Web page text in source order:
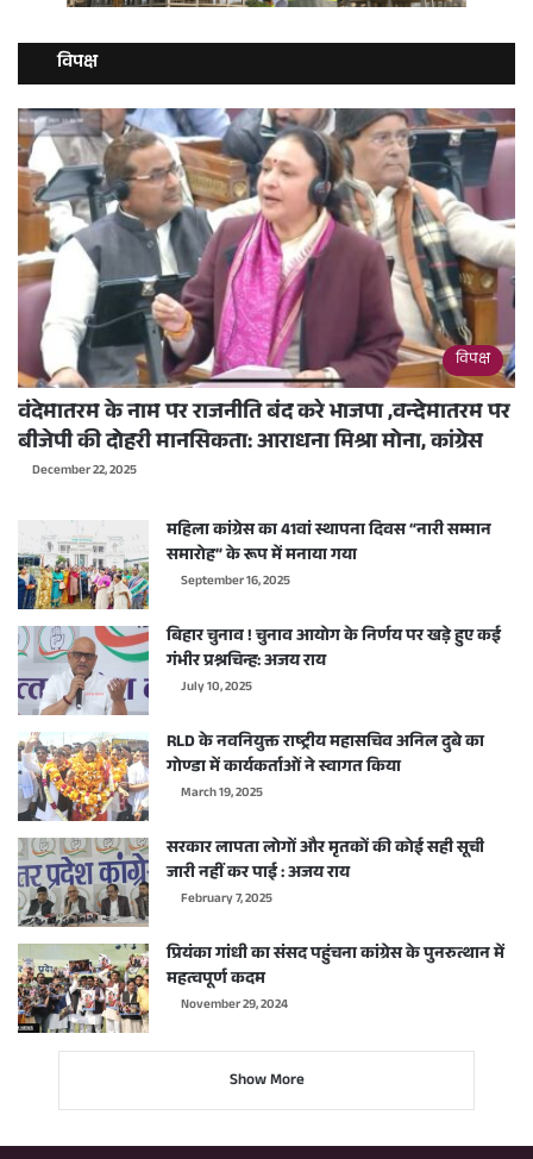
विपक्ष
विपक्ष
वंदेमातरम के नाम पर राजनीति बंद करे भाजपा ,वन्देमातरम पर
बीजेपी की दोहरी मानसिकता: आराधना मिश्रा मोना, कांग्रेस
December 22, 2025
महिला कांग्रेस का 41वां स्थापना दिवस “नारी सम्मान
समारोह” के रूप में मनाया गया
September 16, 2025
बिहार चुनाव ! चुनाव आयोग के निर्णय पर खड़े हुए कई
गंभीर प्रश्नचिन्ह: अजय राय
July 10, 2025
RLD के नवनियुक्त राष्ट्रीय महासचिव अनिल दुबे का
गोण्डा में कार्यकर्ताओं ने स्वागत किया
March 19, 2025
सरकार लापता लोगों और मृतकों की कोई सही सूची
जारी नहीं कर पाई : अजय राय
February 7, 2025
प्रियंका गांधी का संसद पहुंचना कांग्रेस के पुनरुत्थान में
महत्वपूर्ण कदम
November 29, 2024
Show More